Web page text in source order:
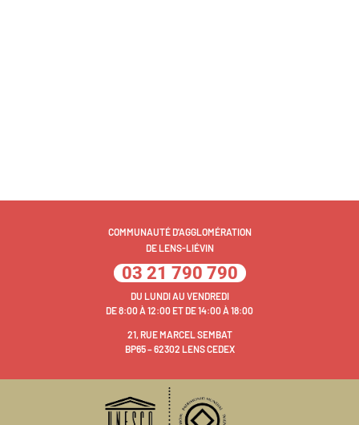
COMMUNAUTÉ D'AGGLOMÉRATION
DE LENS-LIÉVIN
03 21 790 790
DU LUNDI AU VENDREDI
DE 8:00 À 12:00 ET DE 14:00 À 18:00
21, RUE MARCEL SEMBAT
BP65 – 62302 LENS CEDEX